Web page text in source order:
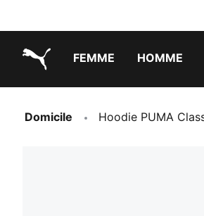
FEMME HOMME
Domicile Hoodie PUMA